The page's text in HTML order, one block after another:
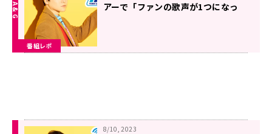
番組レポ
アーで「ファンの歌声が1つになっ
8/10, 2023